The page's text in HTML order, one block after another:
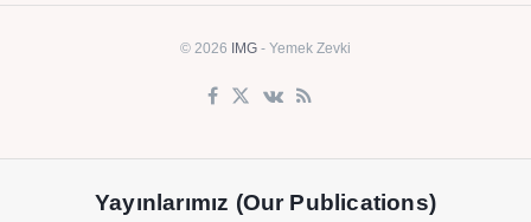
© 2026 IMG - Yemek Zevki
Yayınlarımız (Our Publications)